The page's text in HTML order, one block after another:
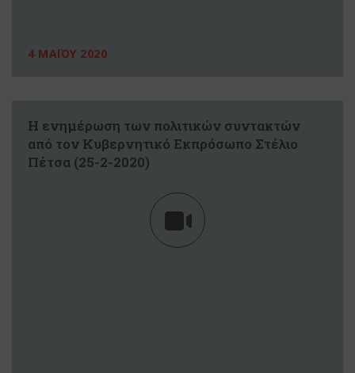
4 ΜΑΪΟΥ 2020
Η ενημέρωση των πολιτικών συντακτών
από τον Κυβερνητικό Εκπρόσωπο Στέλιο
Πέτσα (25-2-2020)